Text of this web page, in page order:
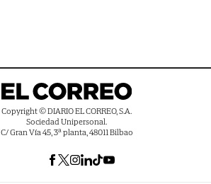
Copyright © DIARIO EL CORREO, S.A.
Sociedad Unipersonal.
C/ Gran Vía 45, 3ª planta, 48011 Bilbao